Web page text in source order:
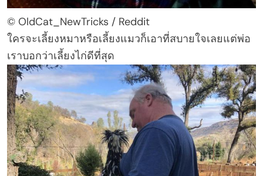
© OldCat_NewTricks / Reddit
ใครจะเลี้ยงหมาหรือเลี้ยงแมวก็เอาที่สบายใจเลยแต่พ่อ
เราบอกว่าเลี้ยงไก่ดีที่สุด